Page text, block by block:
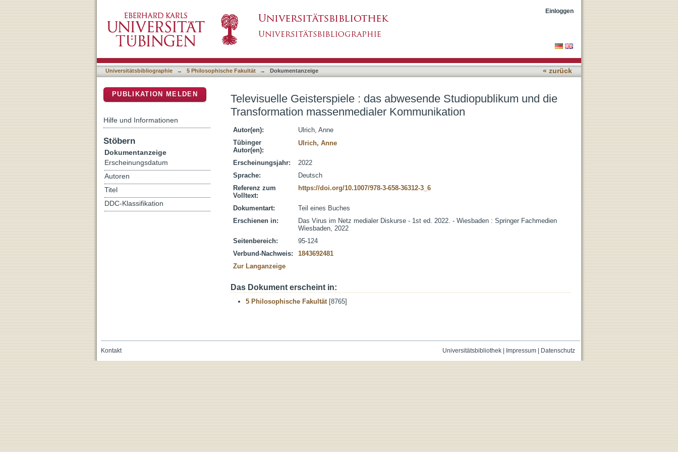
massenmedialer Kommunikation
Einloggen
Universitätsbibliographie → 5 Philosophische Fakultät → Dokumentanzeige « zurück
Televisuelle Geisterspiele : das abwesende Studiopublikum und die
Transformation massenmedialer Kommunikation
Autor(en):
Ulrich, Anne
Tübinger
Autor(en):
Ulrich, Anne
Erscheinungsjahr:
2022
Sprache:
Deutsch
Referenz zum
Volltext:
https://doi.org/10.1007/978-3-658-36312-3_6
Dokumentart:
Teil eines Buches
Erschienen in:
Das Virus im Netz medialer Diskurse - 1st ed. 2022. - Wiesbaden : Springer Fachmedien
Wiesbaden, 2022
Seitenbereich:
95-124
Verbund-Nachweis:
1843692481
Zur Langanzeige
Das Dokument erscheint in:
5 Philosophische Fakultät[8765]
PUBLIKATION MELDEN
Hilfe und Informationen
Stöbern
Dokumentanzeige
Erscheinungsdatum
Autoren
Titel
DDC-Klassifikation
Universitätsbibliothek| Impressum| Datenschutz
Kontakt